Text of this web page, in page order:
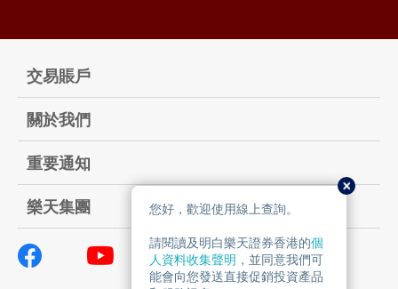
交易賬戶
關於我們
重要通知
樂天集團